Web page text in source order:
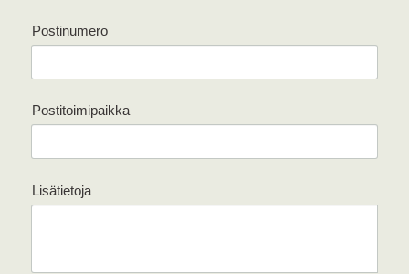
Postinumero
Postitoimipaikka
Lisätietoja